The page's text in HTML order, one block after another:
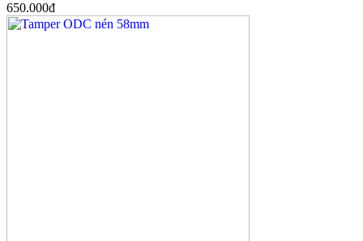
650.000đ